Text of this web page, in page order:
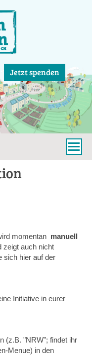
Jetzt spenden
momentan manuell
zeigt auch nicht
sich hier auf der
Initiative in eurer
(z.B. "NRW"; findet ihr
Menue) in den